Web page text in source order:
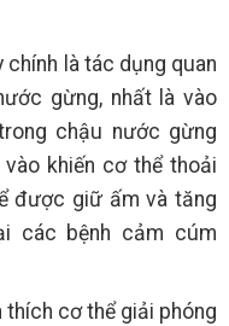
là tác dụng quan
gừng, nhất là vào
chậu nước gừng
khiến cơ thể thoải
được giữ ấm và tăng
các bệnh cảm cúm
cơ thể giải phóng